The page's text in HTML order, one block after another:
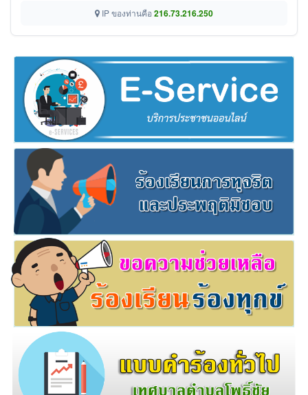
IP ของท่านคือ 216.73.216.250